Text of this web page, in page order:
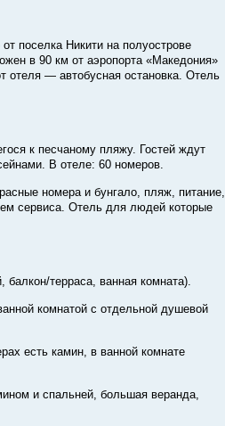
поселка Никити на полуострове
в 90 км от аэропорта «Македония»
отеля — автобусная остановка. Отель
к песчаному пляжу. Гостей ждут
В отеле: 60 номеров.
номера и бунгало, пляж, питание,
сервиса. Отель для людей которые
терраса, ванная комната).
комнатой с отдельной душевой
есть камин, в ванной комнате
и спальней, большая веранда,